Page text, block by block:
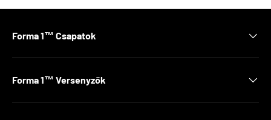
Forma 1™ Csapatok
Forma 1™ Versenyzők